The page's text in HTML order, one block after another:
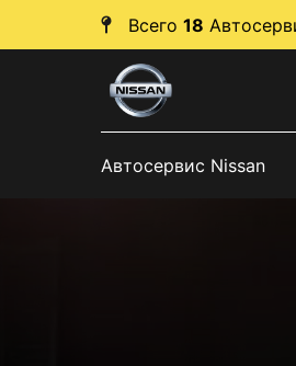
Всего 18
Автосервис Nissan